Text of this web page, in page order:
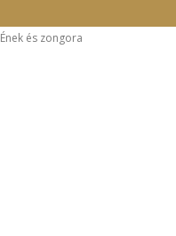
Ének és zongora